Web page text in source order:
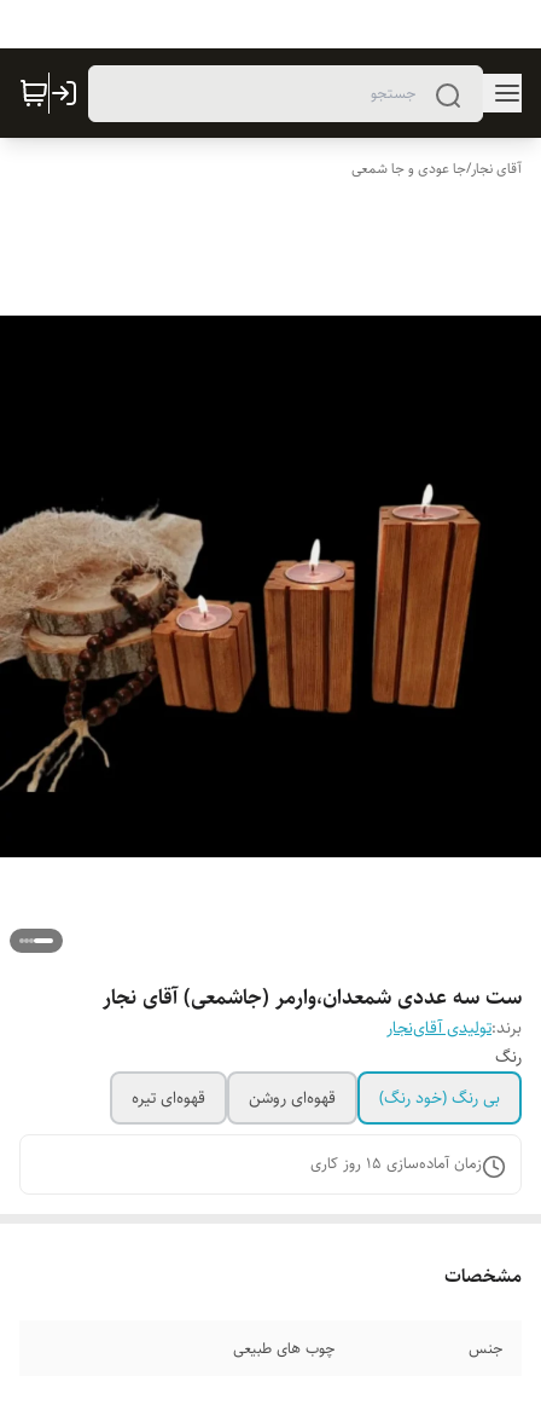
آقای نجار/جا عودی و جا شمعی
ست سه عددی شمعدان،وارمر (جاشمعی) آقای نجار
برند:تولیدی آقای‌نجار
رنگ
بی رنگ (خود رنگ)
قهوه‌ای روشن قهوه‌ای تیره
زمان آماده‌سازی 15 روز کاری
مشخصات
جنس چوب های طبیعی